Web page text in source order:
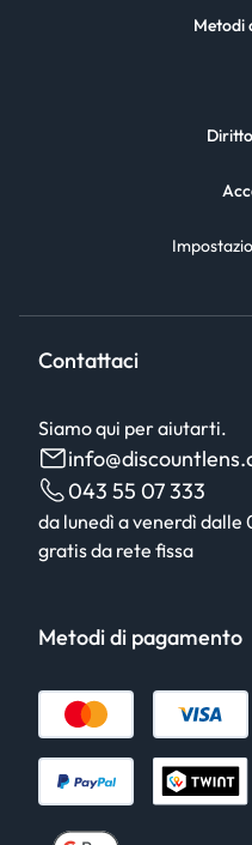
Metodi
Contattaci
Siamo qui per aiutarti.
043 55 07 333
da lunedì a venerdì
gratis da rete fissa
Metodi di pagamento